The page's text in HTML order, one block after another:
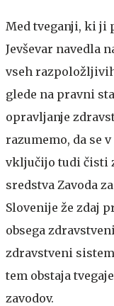
Med tveganji, ki ji
Jevševar navedla
vseh
glede na pravni
opravljanje
razumemo, da se
vključijo tudi čisti
sredstva Zavoda
Slovenije že zdaj
obsega
zdravstveni
tem obstaja
zavodov.